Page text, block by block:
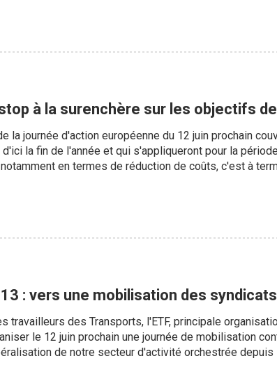
à la surenchère sur les objectifs
la journée d'action européenne du 12 juin prochain
la fin de l'année et qui s'appliqueront pour la
en termes de réduction de coûts, c'est à
: vers une mobilisation des
travailleurs des Transports, l'ETF, principale
le 12 juin prochain une journée de mobilisation
de notre secteur d'activité orchestrée